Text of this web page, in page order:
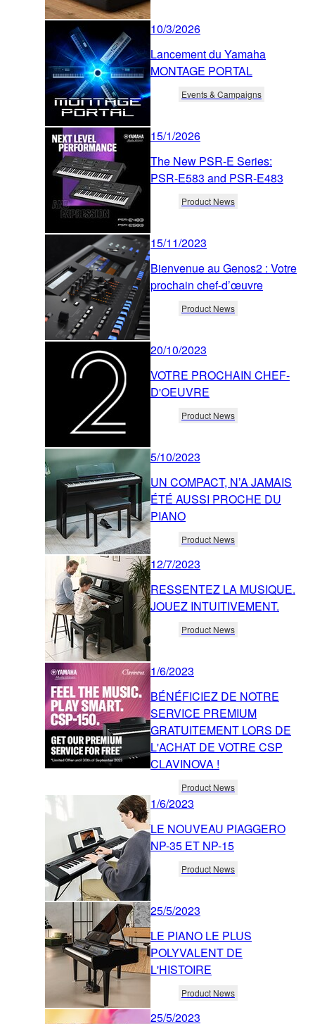
10/3/2026
Lancement du Yamaha
MONTAGE PORTAL
Events & Campaigns
15/1/2026
The New PSR-E Series:
PSR-E583 and PSR-E483
Product News
15/11/2023
Bienvenue au Genos2 : Votre
prochain chef-d’œuvre
Product News
20/10/2023
VOTRE PROCHAIN CHEF-
D'OEUVRE
Product News
5/10/2023
UN COMPACT, N’A JAMAIS
ÉTÉ AUSSI PROCHE DU
PIANO
Product News
12/7/2023
RESSENTEZ LA MUSIQUE.
JOUEZ INTUITIVEMENT.
Product News
1/6/2023
BÉNÉFICIEZ DE NOTRE
SERVICE PREMIUM
GRATUITEMENT LORS DE
L'ACHAT DE VOTRE CSP
CLAVINOVA !
Product News
1/6/2023
LE NOUVEAU PIAGGERO
NP-35 ET NP-15
Product News
25/5/2023
LE PIANO LE PLUS
POLYVALENT DE
L'HISTOIRE
Product News
25/5/2023